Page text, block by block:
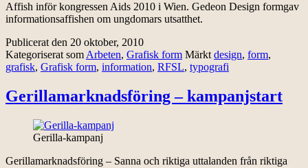
Affish inför kongressen Aids 2010 i Wien. Gedeon Design formgav
informationsaffishen om ungdomars utsatthet.
Publicerat den 20 oktober, 2010
Kategoriserat somArbeten, Grafisk form Märktdesign, form,
grafisk, Grafisk form, information, RFSL, typografi
Gerillamarknadsföring – kampanjstart
Gerilla-kampanj
Gerillamarknadsföring – Sanna och riktiga uttalanden från riktiga